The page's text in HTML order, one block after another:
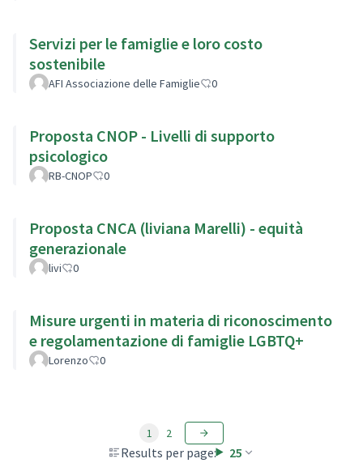
Servizi per le famiglie e loro costo
sostenibile
AFI Associazione delle Famiglie 0
Proposta CNOP - Livelli di supporto
psicologico
RB-CNOP 0
Proposta CNCA (liviana Marelli) - equità
generazionale
livi 0
Misure urgenti in materia di riconoscimento
e regolamentazione di famiglie LGBTQ+
Lorenzo 0
Results per page: 25
1 2